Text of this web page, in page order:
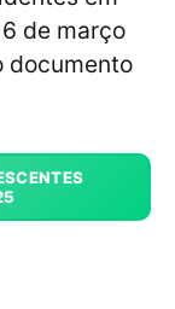
de março
documento